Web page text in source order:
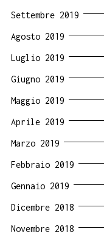
Settembre 2019
Agosto 2019
Luglio 2019
Giugno 2019
Maggio 2019
Aprile 2019
Marzo 2019
Febbraio 2019
Gennaio 2019
Dicembre 2018
Novembre 2018